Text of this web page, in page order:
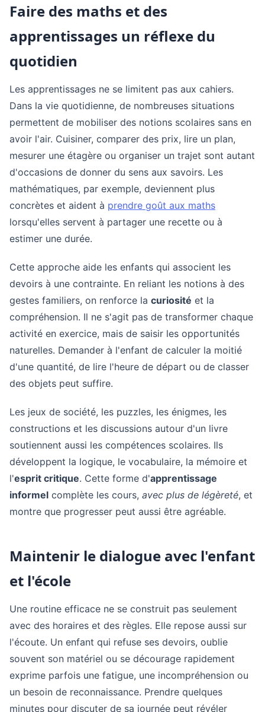
Faire des maths et des
apprentissages un réflexe du
quotidien
Les apprentissages ne se limitent pas aux cahiers.
Dans la vie quotidienne, de nombreuses situations
permettent de mobiliser des notions scolaires sans en
avoir l'air. Cuisiner, comparer des prix, lire un plan,
mesurer une étagère ou organiser un trajet sont autant
d'occasions de donner du sens aux savoirs. Les
mathématiques, par exemple, deviennent plus
concrètes et aident à prendre goût aux maths
lorsqu'elles servent à partager une recette ou à
estimer une durée.
Cette approche aide les enfants qui associent les
devoirs à une contrainte. En reliant les notions à des
gestes familiers, on renforce la curiosité et la
compréhension. Il ne s'agit pas de transformer chaque
activité en exercice, mais de saisir les opportunités
naturelles. Demander à l'enfant de calculer la moitié
d'une quantité, de lire l'heure de départ ou de classer
des objets peut suffire.
Les jeux de société, les puzzles, les énigmes, les
constructions et les discussions autour d'un livre
soutiennent aussi les compétences scolaires. Ils
développent la logique, le vocabulaire, la mémoire et
l'esprit critique. Cette forme d'apprentissage
informel complète les cours, avec plus de légèreté, et
montre que progresser peut aussi être agréable.
Maintenir le dialogue avec l'enfant
et l'école
Une routine efficace ne se construit pas seulement
avec des horaires et des règles. Elle repose aussi sur
l'écoute. Un enfant qui refuse ses devoirs, oublie
souvent son matériel ou se décourage rapidement
exprime parfois une fatigue, une incompréhension ou
un besoin de reconnaissance. Prendre quelques
minutes pour discuter de sa journée peut révéler